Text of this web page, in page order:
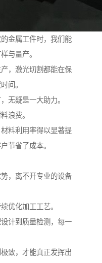
金属工件时，我们能
与量产。
，激光切割都能在保
间。
无疑是一大助力。
浪费。
料利用率得以显著提
节省了成本。
，离不开专业的设备
优化加工工艺。
计到质量检测，每一
致，才能真正发挥出